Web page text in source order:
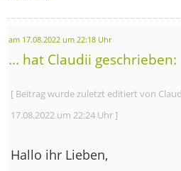
am 17.08.2022 um 22:18 Uhr
... hat Claudii geschrieben:
[ Beitrag wurde zuletzt editiert von
17.08.2022 um 22:24 Uhr ]
Hallo ihr Lieben,